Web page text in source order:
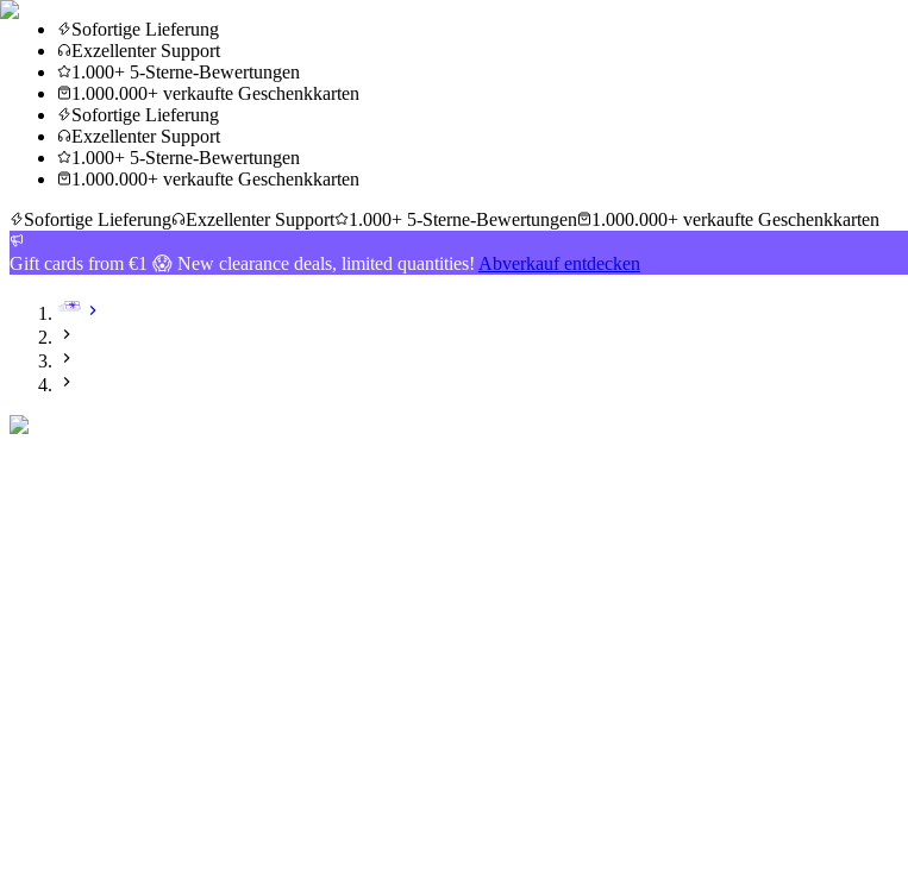
Sofortige Lieferung
Exzellenter Support
1.000+ 5-Sterne-Bewertungen
1.000.000+ verkaufte Geschenkkarten
Sofortige Lieferung
Exzellenter Support
1.000+ 5-Sterne-Bewertungen
1.000.000+ verkaufte Geschenkkarten
Sofortige Lieferung
Exzellenter Support 1.000+ 5-Sterne-Bewertungen 1.000.000+ verkaufte Geschenkkarten
Gift cards from €1 😱 New clearance deals, limited quantities! Abverkauf entdecken